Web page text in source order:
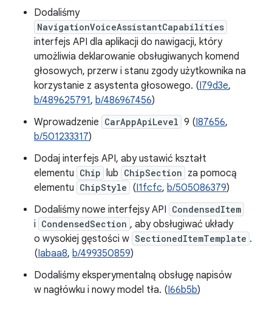
Dodaliśmy
NavigationVoiceAssistantCapabilities
interfejs API dla aplikacji do nawigacji, który
umożliwia deklarowanie obsługiwanych komend
głosowych, przerw i stanu zgody użytkownika na
korzystanie z asystenta głosowego. (I79d3e,
b/489625791, b/486967456)
Wprowadzenie CarAppApiLevel 9 (I87656,
b/501233317)
Dodaj interfejs API, aby ustawić kształt
elementu Chip lub ChipSection za pomocą
elementu ChipStyle (I1fcfc, b/505086379)
Dodaliśmy nowe interfejsy API CondensedItem
i CondensedSection , aby obsługiwać układy
o wysokiej gęstości w SectionedItemTemplate .
(Iabaa8, b/499350859)
Dodaliśmy eksperymentalną obsługę napisów
w nagłówku i nowy model tła. (I66b5b)